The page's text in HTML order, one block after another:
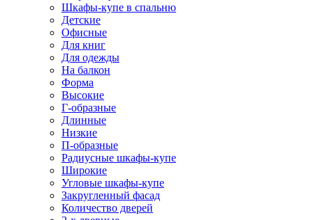
Шкафы-купе в спальню
Детские
Офисные
Для книг
Для одежды
На балкон
Форма
Высокие
Г-образные
Длинные
Низкие
П-образные
Радиусные шкафы-купе
Широкие
Угловые шкафы-купе
Закругленный фасад
Количество дверей